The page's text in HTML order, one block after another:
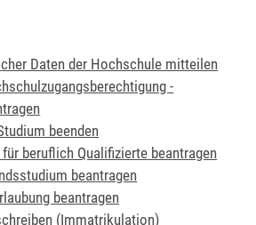
Daten der Hochschule mitteilen
-
beenden
beruflich Qualifizierte beantragen
beantragen
beantragen
(Immatrikulation)